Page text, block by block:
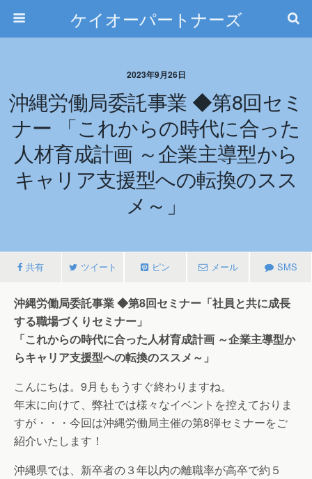
ケイオーパートナーズ
2023年9月26日
沖縄労働局委託事業 ◆第8回セミ
ナー 「これからの時代に合った
人材育成計画 ～企業主導型から
キャリア支援型への転換のスス
メ～」
共有 ツイート ピン メール SMS
沖縄労働局委託事業 ◆第8回セミナー「社員と共に成長
する職場づくりセミナー」
「これからの時代に合った人材育成計画 ～企業主導型か
らキャリア支援型への転換のススメ～」
こんにちは。9月ももうすぐ終わりますね。
年末に向けて、弊社では様々なイベントを控えておりま
すが・・・今回は沖縄労働局主催の第8弾セミナーをご
紹介いたします！
沖縄県では、新卒者の３年以内の離職率が高卒で約５